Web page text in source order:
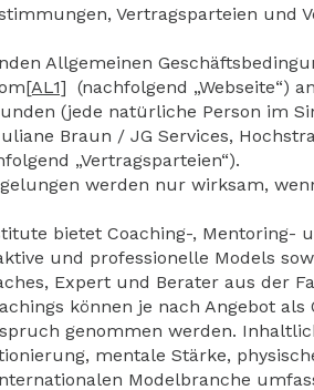
Vertragsparteien und
Allgemeinen
[AL1] (nachfolgend „Webseite“)
(jede natürliche Person im
Braun / JG Services,
„Vertragsparteien“).
werden nur wirksam,
bietet Coaching-, Mentoring-
und professionelle Models
Expert und Berater aus der
können je nach Angebot
genommen werden.
mentale Stärke,
Modelbranche